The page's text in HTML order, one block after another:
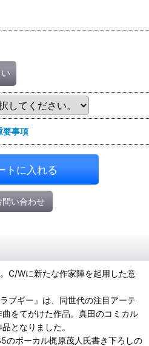
要事項
トに入れる
問い合わせ
C/Wに新たな作家陣を起用した意
ブギー』は、同世代の注目アーテ
をてがけた作品。真田のコミカル
となりました。
のボーカル梶原茂人氏書き下ろしの